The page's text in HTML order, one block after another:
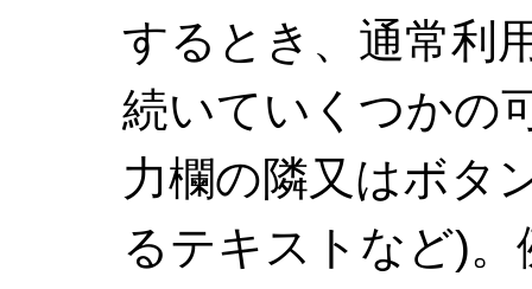
するとき、通常利
続いていくつかの
力欄の隣又はボタ
るテキストなど)